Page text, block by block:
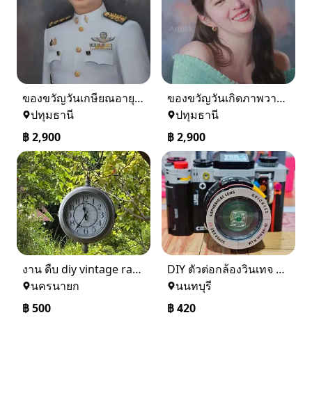
ของขวัญวันเกษียณอายุราชการ
ปทุมธานี
฿2,900
ของขวัญวันเกิดภาพวาดสีน้ำมัน
ปทุมธานี
฿2,900
งาน ดืบ diy vintage ratro รีบขายด่วน เพราะ ปล่อยเซ้งร้าน ยกเว้นของเเต่ง
นครนายก
฿500
DIY ตัวต่อกล้องวินเทจ ประกอบง่าย ของเล่นมินิมอลตกแต่งบ้าน สวยคลาสสิกจาก IrregularToys
นนทบุรี
฿420